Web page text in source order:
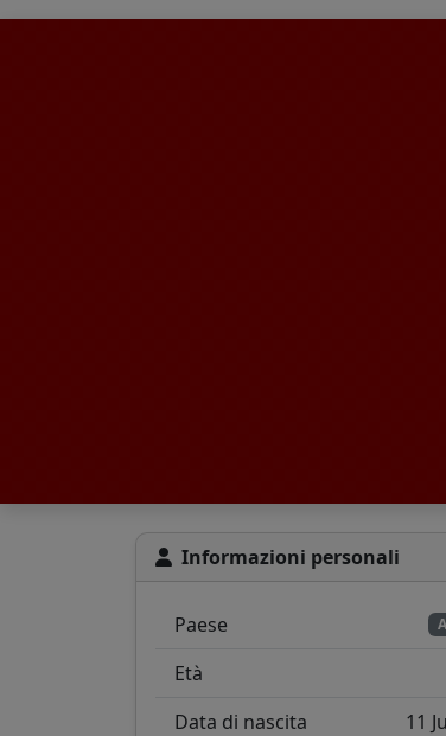
Informazioni personali
Paese
Età
Data di nascita
11